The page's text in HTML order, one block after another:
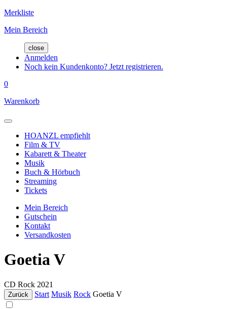
Merkliste
Mein Bereich
close
Anmelden
Noch kein Kundenkonto? Jetzt registrieren.
0
Warenkorb
HOANZL empfiehlt
Film & TV
Kabarett & Theater
Musik
Buch & Hörbuch
Streaming
Tickets
Mein Bereich
Gutschein
Kontakt
Versandkosten
Goetia V
CD Rock 2021
Zurück Start Musik Rock Goetia V